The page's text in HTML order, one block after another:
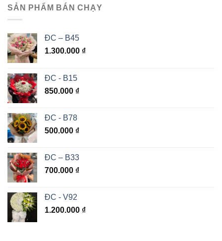
SẢN PHẨM BÁN CHẠY
ĐC – B45
1.300.000 ₫
ĐC - B15
850.000 ₫
ĐC - B78
500.000 ₫
ĐC – B33
700.000 ₫
ĐC - V92
1.200.000 ₫